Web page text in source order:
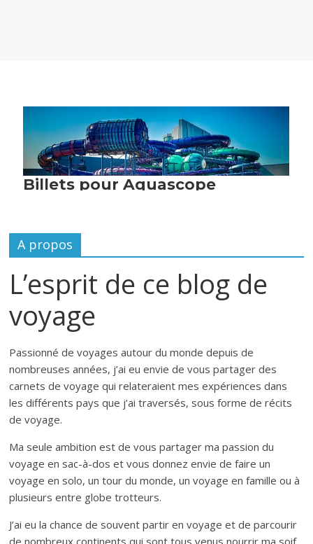
A propos
L’esprit de ce blog de
voyage
Passionné de voyages autour du monde depuis de
nombreuses années, j’ai eu envie de vous partager des
carnets de voyage qui relateraient mes expériences dans
les différents pays que j’ai traversés, sous forme de récits
de voyage.
Ma seule ambition est de vous partager ma passion du
voyage en sac-à-dos et vous donnez envie de faire un
voyage en solo, un tour du monde, un voyage en famille ou à
plusieurs entre globe trotteurs.
J’ai eu la chance de souvent partir en voyage et de parcourir